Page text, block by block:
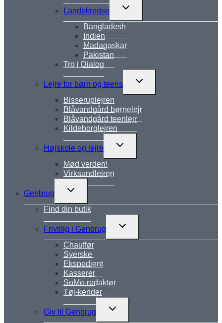
Landekredse
Skift
Bangladesh
Indien
Madagaskar
Pakistan
Tro i Dialog
Lejre for børn og teens
Skift
Bisseruplejren
Blåvandgård børnelejr
Blåvandgård teenlejr
Kildeborglejren
Højskole og lejre
Skift
Mød verden!
Virksundlejren
Genbrug
Skift
Find din butik
Frivillig i Genbrug
Skift
Chauffør
Syerske
Ekspedient
Kasserer
SoMe-redaktør
Tøj-kender
Giv til Genbrug
Skift